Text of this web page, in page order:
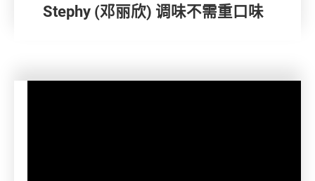
Stephy (邓丽欣) 调味不需重口味